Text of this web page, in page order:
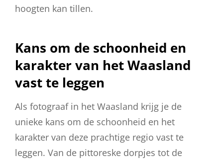
hoogten kan tillen.
Kans om de schoonheid en
karakter van het Waasland
vast te leggen
Als fotograaf in het Waasland krijg je de
unieke kans om de schoonheid en het
karakter van deze prachtige regio vast te
leggen. Van de pittoreske dorpjes tot de